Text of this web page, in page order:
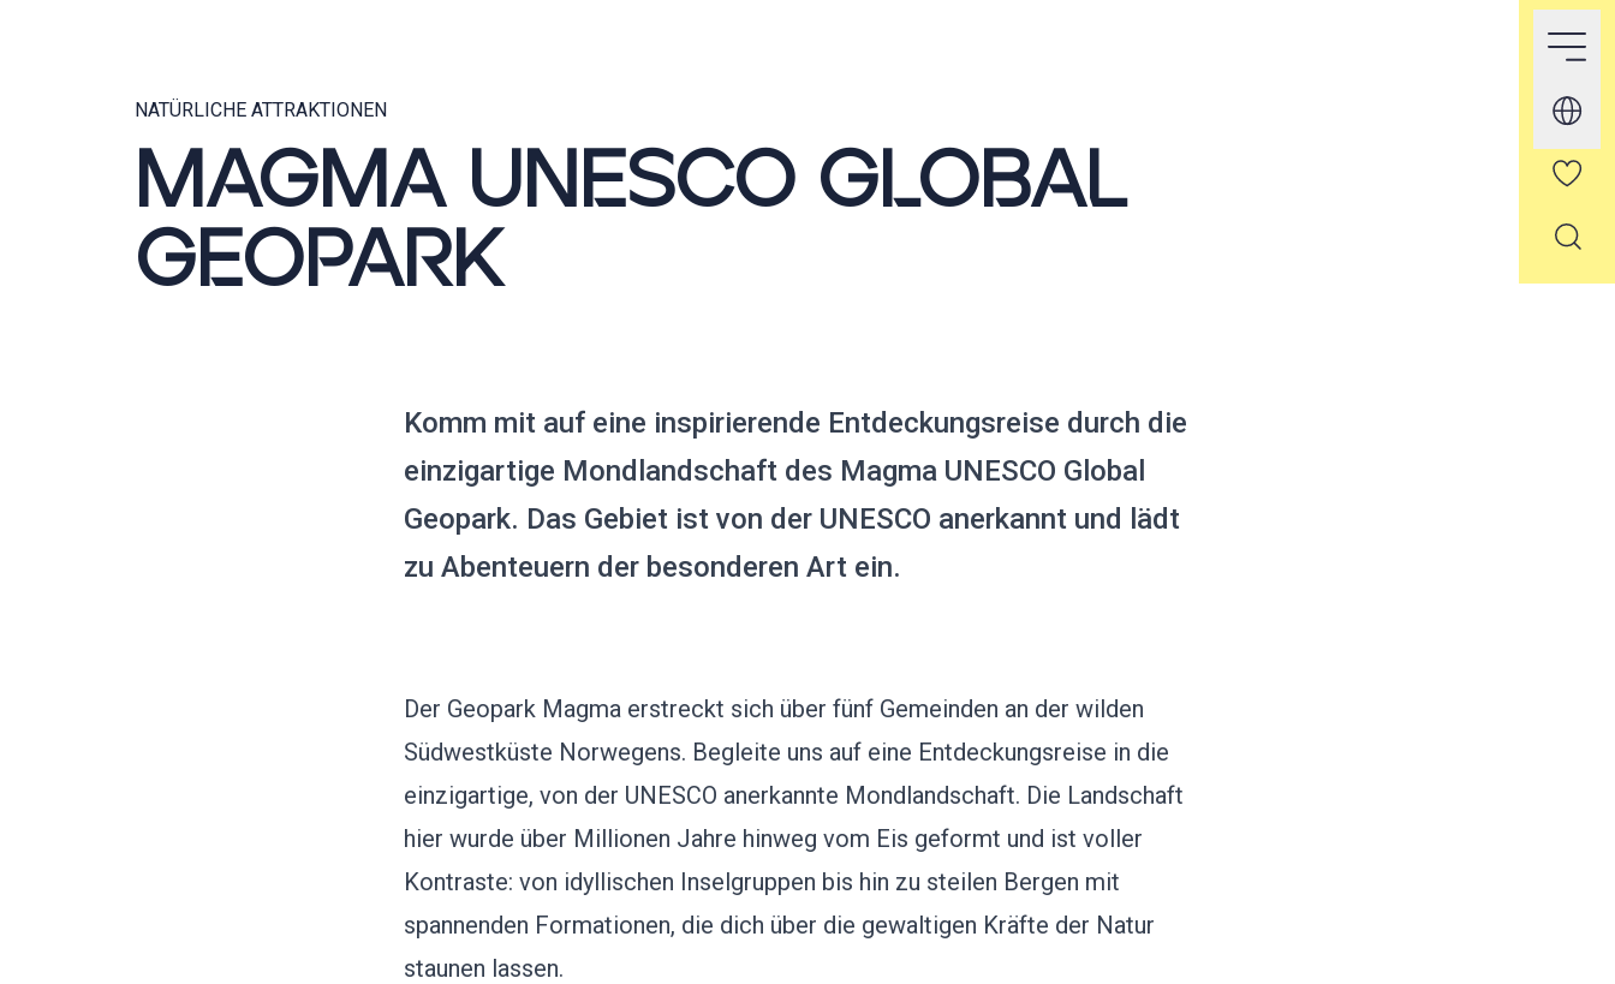
NATÜRLICHE ATTRAKTIONEN
MAGMA UNESCO GLOBAL
GEOPARK
Komm mit auf eine inspirierende Entdeckungsreise durch die
einzigartige Mondlandschaft des Magma UNESCO Global
Geopark. Das Gebiet ist von der UNESCO anerkannt und lädt
zu Abenteuern der besonderen Art ein.
Der Geopark Magma erstreckt sich über fünf Gemeinden an der wilden
Südwestküste Norwegens. Begleite uns auf eine Entdeckungsreise in die
einzigartige, von der UNESCO anerkannte Mondlandschaft. Die Landschaft
hier wurde über Millionen Jahre hinweg vom Eis geformt und ist voller
Kontraste: von idyllischen Inselgruppen bis hin zu steilen Bergen mit
spannenden Formationen, die dich über die gewaltigen Kräfte der Natur
staunen lassen.